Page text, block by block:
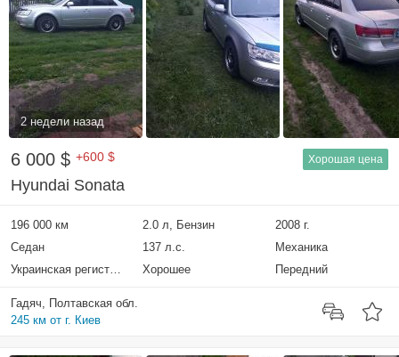
2 недели назад
6 000 $ +600 $ Хорошая цена
Hyundai Sonata
196 000 км 2.0 л, Бензин
2008 г.
Седан
137 л.с.
Механика
Украинская регистрация
Хорошее Передний
Гадяч, Полтавская обл.
245 км от г. Киев